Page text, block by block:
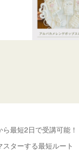
最短2日で受講可能！
ターする最短ルート